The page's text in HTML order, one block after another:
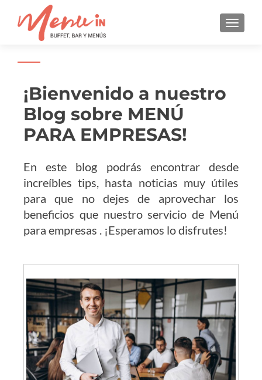
¡Bienvenido a nuestro
Blog sobre MENÚ
PARA EMPRESAS!
En este blog podrás encontrar desde
increíbles tips, hasta noticias muy útiles
para que no dejes de aprovechar los
beneficios que nuestro servicio de Menú
para empresas . ¡Esperamos lo disfrutes!